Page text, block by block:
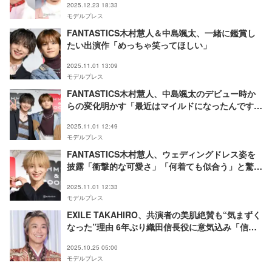
2025.12.23 18:33
モデルプレス
FANTASTICS木村慧人＆中島颯太、一緒に鑑賞し
たい出演作「めっちゃ笑ってほしい」
2025.11.01 13:09
モデルプレス
FANTASTICS木村慧人、中島颯太のデビュー時か
らの変化明かす「最近はマイルドになったんですけ
2025.11.01 12:49
モデルプレス
FANTASTICS木村慧人、ウェディングドレス姿を
披露「衝撃的な可愛さ」「何着ても似合う」と驚き
2025.11.01 12:33
モデルプレス
EXILE TAKAHIRO、共演者の美肌絶賛も“気まずく
なった”理由 6年ぶり織田信長役に意気込み「信長
2025.10.25 05:00
モデルプレス